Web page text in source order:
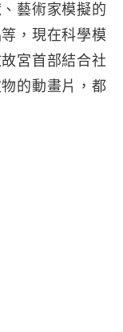
藝術家模擬的
，現在科學模
宮首部結合社
的動畫片，都